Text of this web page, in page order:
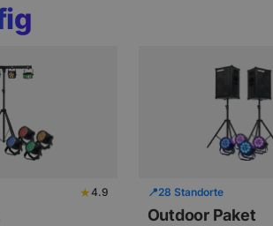
★4.9 📍28 Standorte
Outdoor Paket